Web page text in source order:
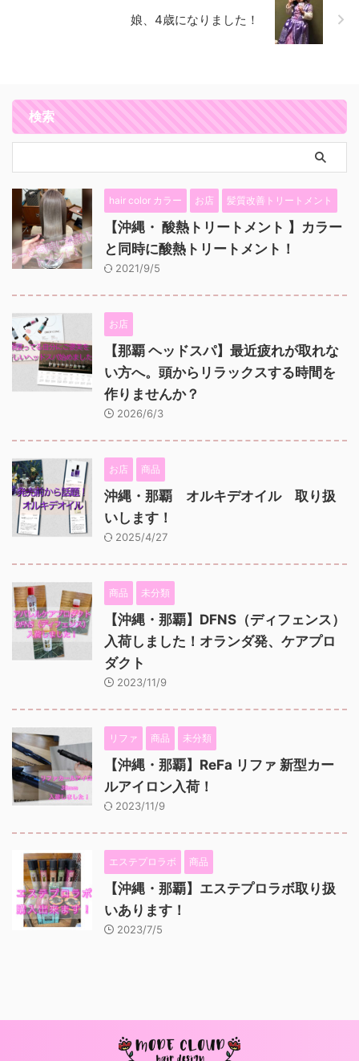
娘、4歳になりました！
検索
hair color カラー お店 髪質改善トリートメント
【沖縄・ 酸熱トリートメント 】カラー
と同時に酸熱トリートメント！
2021/9/5
お店
【那覇 ヘッドスパ】最近疲れが取れな
い方へ。頭からリラックスする時間を
作りませんか？
2026/6/3
お店 商品
沖縄・那覇 オルキデオイル 取り扱
いします！
2025/4/27
商品 未分類
【沖縄・那覇】DFNS（ディフェンス）
入荷しました！オランダ発、ケアプロ
ダクト
2023/11/9
リファ 商品 未分類
【沖縄・那覇】ReFa リファ 新型カー
ルアイロン入荷！
2023/11/9
エステプロラボ 商品
【沖縄・那覇】エステプロラボ取り扱
いあります！
2023/7/5